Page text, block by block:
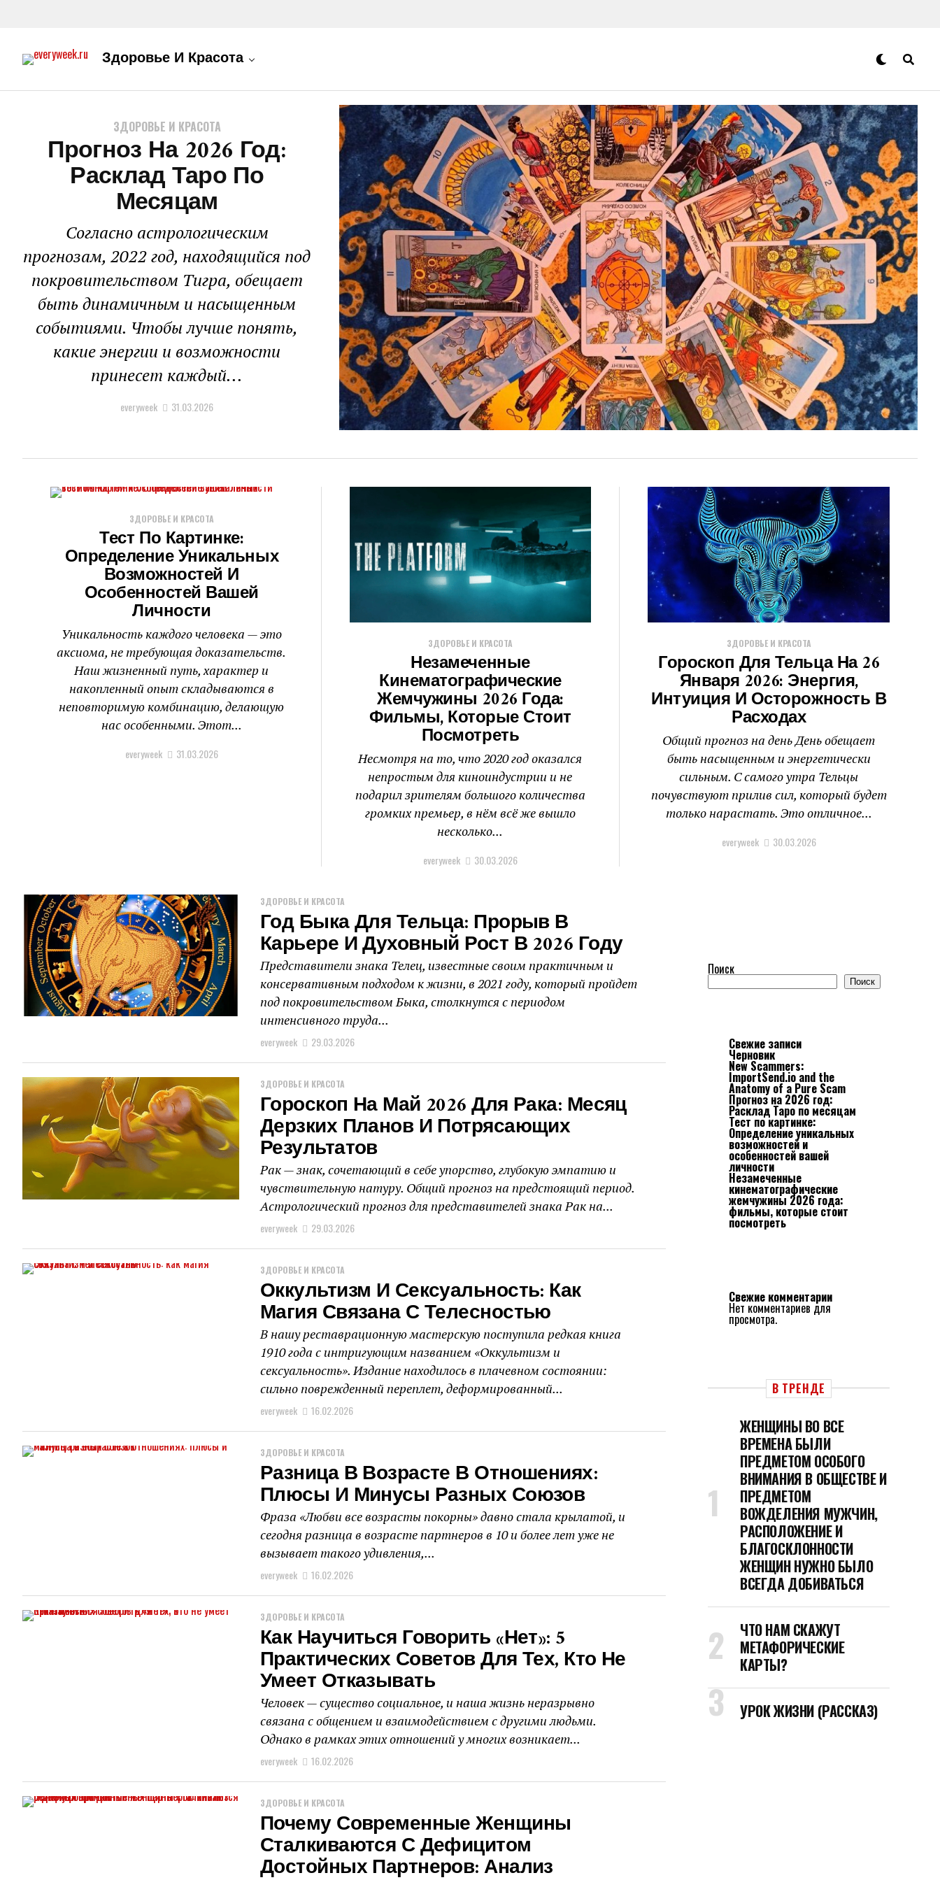
Здоровье И Красота
ЗДОРОВЬЕ И КРАСОТА
Прогноз На 2026 Год:
Расклад Таро По
Месяцам
Согласно астрологическим
прогнозам, 2022 год, находящийся под
покровительством Тигра, обещает
быть динамичным и насыщенным
событиями. Чтобы лучше понять,
какие энергии и возможности
принесет каждый...
everyweek 31.03.2026
ЗДОРОВЬЕ И КРАСОТА
Тест По Картинке:
Определение Уникальных
Возможностей И
Особенностей Вашей
Личности
Уникальность каждого человека — это
аксиома, не требующая доказательств.
Наш жизненный путь, характер и
накопленный опыт складываются в
неповторимую комбинацию, делающую
нас особенными. Этот...
everyweek 31.03.2026
ЗДОРОВЬЕ И КРАСОТА
Незамеченные
Кинематографические
Жемчужины 2026 Года:
Фильмы, Которые Стоит
Посмотреть
Несмотря на то, что 2020 год оказался
непростым для киноиндустрии и не
подарил зрителям большого количества
громких премьер, в нём всё же вышло
несколько...
everyweek 30.03.2026
ЗДОРОВЬЕ И КРАСОТА
Гороскоп Для Тельца На 26
Января 2026: Энергия,
Интуиция И Осторожность В
Расходах
Общий прогноз на день День обещает
быть насыщенным и энергетически
сильным. С самого утра Тельцы
почувствуют прилив сил, который будет
только нарастать. Это отличное...
everyweek 30.03.2026
ЗДОРОВЬЕ И КРАСОТА
Год Быка Для Тельца: Прорыв В
Карьере И Духовный Рост В 2026 Году
Представители знака Телец, известные своим практичным и
консервативным подходом к жизни, в 2021 году, который пройдет
под покровительством Быка, столкнутся с периодом
интенсивного труда...
everyweek 29.03.2026
ЗДОРОВЬЕ И КРАСОТА
Гороскоп На Май 2026 Для Рака: Месяц
Дерзких Планов И Потрясающих
Результатов
Рак — знак, сочетающий в себе упорство, глубокую эмпатию и
чувствительную натуру. Общий прогноз на предстоящий период.
Астрологический прогноз для представителей знака Рак на...
everyweek 29.03.2026
ЗДОРОВЬЕ И КРАСОТА
Оккультизм И Сексуальность: Как
Магия Связана С Телесностью
В нашу реставрационную мастерскую поступила редкая книга
1910 года с интригующим названием «Оккультизм и
сексуальность». Издание находилось в плачевном состоянии:
сильно поврежденный переплет, деформированный...
everyweek 16.02.2026
ЗДОРОВЬЕ И КРАСОТА
Разница В Возрасте В Отношениях:
Плюсы И Минусы Разных Союзов
Фраза «Любви все возрасты покорны» давно стала крылатой, и
сегодня разница в возрасте партнеров в 10 и более лет уже не
вызывает такого удивления,...
everyweek 16.02.2026
ЗДОРОВЬЕ И КРАСОТА
Как Научиться Говорить «нет»: 5
Практических Советов Для Тех, Кто Не
Умеет Отказывать
Человек — существо социальное, и наша жизнь неразрывно
связана с общением и взаимодействием с другими людьми.
Однако в рамках этих отношений у многих возникает...
everyweek 16.02.2026
ЗДОРОВЬЕ И КРАСОТА
Почему Современные Женщины
Сталкиваются С Дефицитом
Достойных Партнеров: Анализ
Поиск
Поиск
Свежие записи
Черновик
New Scammers:
ImportSend.io and the
Anatomy of a Pure Scam
Прогноз на 2026 год:
Расклад Таро по месяцам
Тест по картинке:
Определение уникальных
возможностей и
особенностей вашей
личности
Незамеченные
кинематографические
жемчужины 2026 года:
фильмы, которые стоит
посмотреть
Свежие комментарии
Нет комментариев для
просмотра.
В ТРЕНДЕ
ЖЕНЩИНЫ ВО ВСЕ
ВРЕМЕНА БЫЛИ
ПРЕДМЕТОМ ОСОБОГО
ВНИМАНИЯ В ОБЩЕСТВЕ И
ПРЕДМЕТОМ
ВОЖДЕЛЕНИЯ МУЖЧИН,
РАСПОЛОЖЕНИЕ И
БЛАГОСКЛОННОСТИ
ЖЕНЩИН НУЖНО БЫЛО
ВСЕГДА ДОБИВАТЬСЯ
ЧТО НАМ СКАЖУТ
МЕТАФОРИЧЕСКИЕ
КАРТЫ?
УРОК ЖИЗНИ (РАССКАЗ)